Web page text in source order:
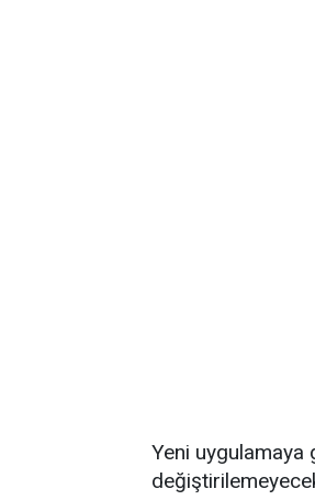
Yeni uygulamaya